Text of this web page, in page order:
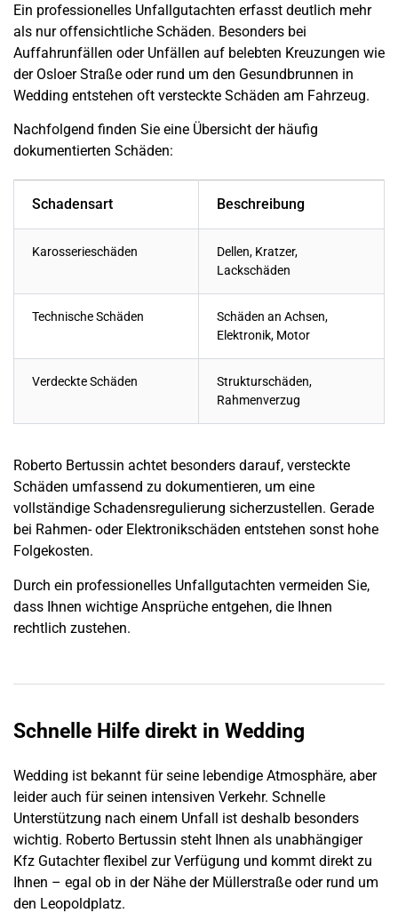
Ein professionelles Unfallgutachten erfasst deutlich mehr
als nur offensichtliche Schäden. Besonders bei
Auffahrunfällen oder Unfällen auf belebten Kreuzungen wie
der Osloer Straße oder rund um den Gesundbrunnen in
Wedding entstehen oft versteckte Schäden am Fahrzeug.
Nachfolgend finden Sie eine Übersicht der häufig
dokumentierten Schäden:
Schadensart Beschreibung
Karosserieschäden
Dellen, Kratzer,
Lackschäden
Technische Schäden
Schäden an Achsen,
Elektronik, Motor
Verdeckte Schäden
Strukturschäden,
Rahmenverzug
Roberto Bertussin achtet besonders darauf, versteckte
Schäden umfassend zu dokumentieren, um eine
vollständige Schadensregulierung sicherzustellen. Gerade
bei Rahmen- oder Elektronikschäden entstehen sonst hohe
Folgekosten.
Durch ein professionelles Unfallgutachten vermeiden Sie,
dass Ihnen wichtige Ansprüche entgehen, die Ihnen
rechtlich zustehen.
Schnelle Hilfe direkt in Wedding
Wedding ist bekannt für seine lebendige Atmosphäre, aber
leider auch für seinen intensiven Verkehr. Schnelle
Unterstützung nach einem Unfall ist deshalb besonders
wichtig. Roberto Bertussin steht Ihnen als unabhängiger
Kfz Gutachter flexibel zur Verfügung und kommt direkt zu
Ihnen – egal ob in der Nähe der Müllerstraße oder rund um
den Leopoldplatz.